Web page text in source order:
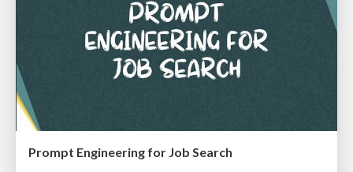
Prompt Engineering for Job Search